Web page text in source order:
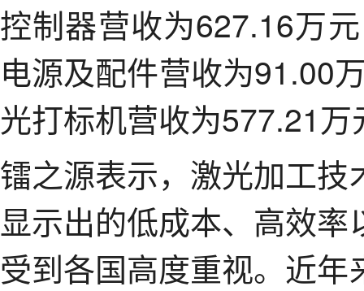
控制器营收为627.16万
电源及配件营收为91.00
光打标机营收为577.21
镭之源表示，激光加工
显示出的低成本、高效
受到各国高度重视。近